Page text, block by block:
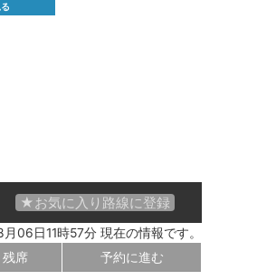
★お気に入り路線に登録
06日11時57分 現在の情報です。
残席 予約に進む